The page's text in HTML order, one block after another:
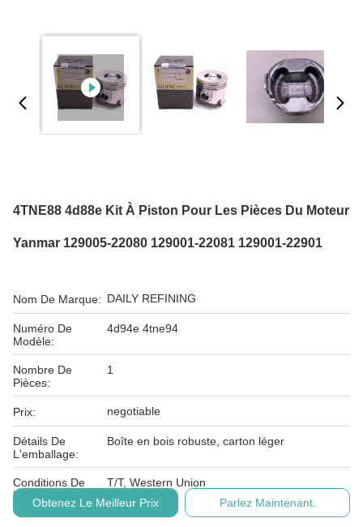
4TNE88 4d88e Kit À Piston Pour Les Pièces Du Moteur
Yanmar 129005-22080 129001-22081 129001-22901
Nom De Marque: DAILY REFINING
Numéro De
Modèle:
4d94e 4tne94
Nombre De
Pièces:
1
Prix: negotiable
Détails De
L'emballage:
Boîte en bois robuste, carton léger
Conditions De
Paiement:
T/T, Western Union
Obtenez Le Meilleur Prix
Parlez Maintenant.